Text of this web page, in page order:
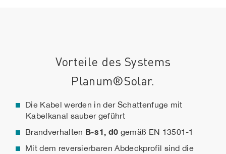
Vorteile des Systems
Planum®Solar.
Die Kabel werden in der Schattenfuge mit
Kabelkanal sauber geführt
Brandverhalten B-s1, d0 gemäß EN 13501-1
Mit dem reversierbaren Abdeckprofil sind die